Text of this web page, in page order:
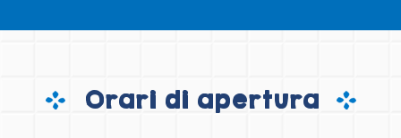
Orari di apertura